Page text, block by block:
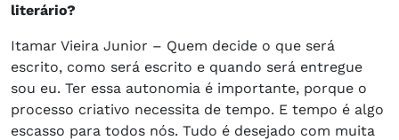
literário?
Itamar Vieira Junior – Quem decide o que será
escrito, como será escrito e quando será entregue
sou eu. Ter essa autonomia é importante, porque o
processo criativo necessita de tempo. E tempo é algo
escasso para todos nós. Tudo é desejado com muita